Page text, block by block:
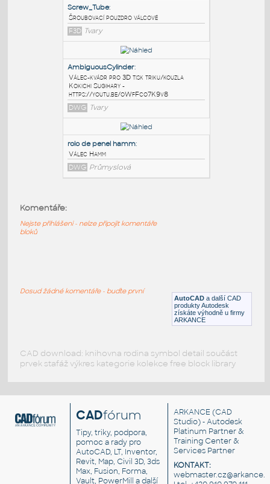
Foundation - cylindric pile w rectangular
cap:
Základy - válcový betonový pilíř s hlavou
RFA Beton
Screw_Tube
Šroubovací pouzdro válcové
F3D Tvary
Válec Hamm
AutoCAD a další CAD
produkty Autodesk
získáte výhodně u firmy
ARKANCE
Komentáře:
Nejste přihlášeni - nelze připojit komentáře
bloků
Dosud žádné komentáře - buďte první
CAD download: knihovna rodina symbol detail součást
prvek stafáž výkres kategorie kolekce free block library
CADfórum
Tipy, triky, podpora,
pomoc a rady pro
AutoCAD, LT, Inventor,
Revit, Map, Civil 3D, 3ds
Max, Fusion, Forma,
Vault, PowerMill a další
ARKANCE (CAD
Studio) - Autodesk
Platinum Partner &
Training Center &
Services Partner
KONTAKT: